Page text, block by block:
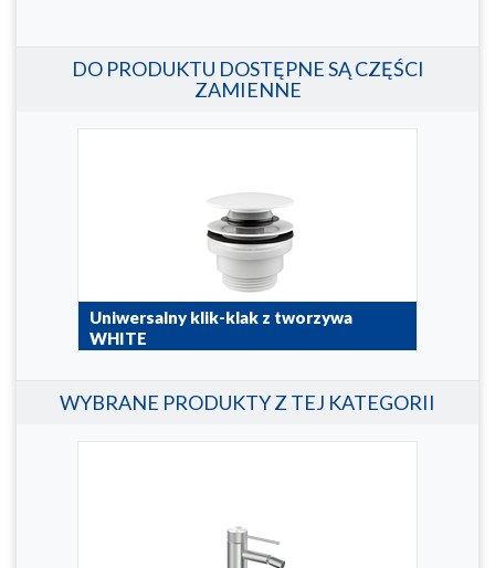
DO PRODUKTU DOSTĘPNE SĄ CZĘŚCI
ZAMIENNE
Uniwersalny klik-klak z tworzywa
WHITE
660-310-44
WYBRANE PRODUKTY Z TEJ KATEGORII